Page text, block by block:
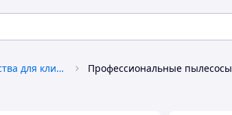
Оборудование и средства для клининга Профессиональные пылесосы